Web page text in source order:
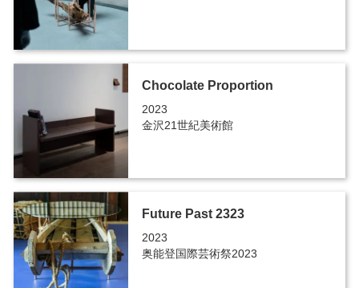
Chocolate Proportion
2023
金沢21世紀美術館
Future Past 2323
2023
奥能登国際芸術祭2023